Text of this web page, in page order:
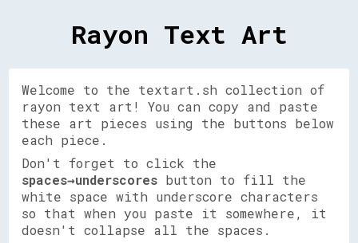
Rayon Text Art
Welcome to the textart.sh collection of
rayon text art! You can copy and paste
these art pieces using the buttons below
each piece.
Don't forget to click the
spaces→underscores button to fill the
white space with underscore characters
so that when you paste it somewhere, it
doesn't collapse all the spaces.